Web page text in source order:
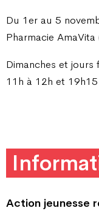
Du 1er au 5
Pharmacie
Dimanches et jours
11h à 12h et
Action jeunesse